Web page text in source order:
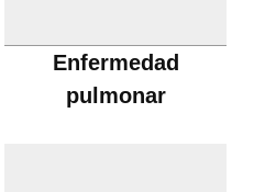
Enfermedad
pulmonar